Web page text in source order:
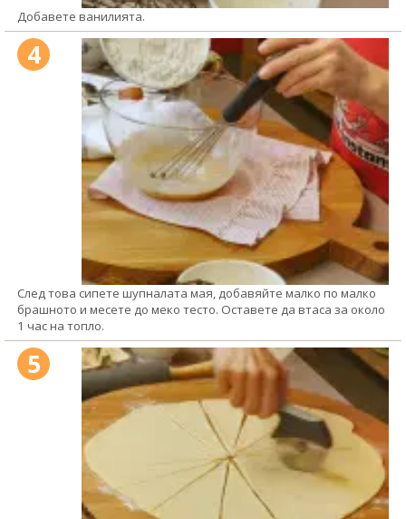
Добавете ванилията.
4
След това сипете шупналата мая, добавяйте малко по малко
брашното и месете до меко тесто. Оставете да втаса за около
1 час на топло.
5